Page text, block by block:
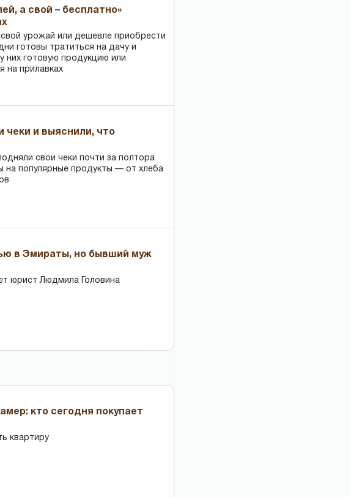
а свой – бесплатно»
урожай или дешевле приобрести
готовы тратиться на дачу и
них готовую продукцию или
на прилавках
чеки и выяснили, что
свои чеки почти за полтора
на популярные продукты — от хлеба
в Эмираты, но бывший муж
юрист Людмила Головина
кто сегодня покупает
квартиру